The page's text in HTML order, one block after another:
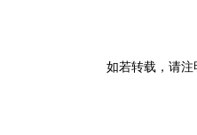
如若转载，请